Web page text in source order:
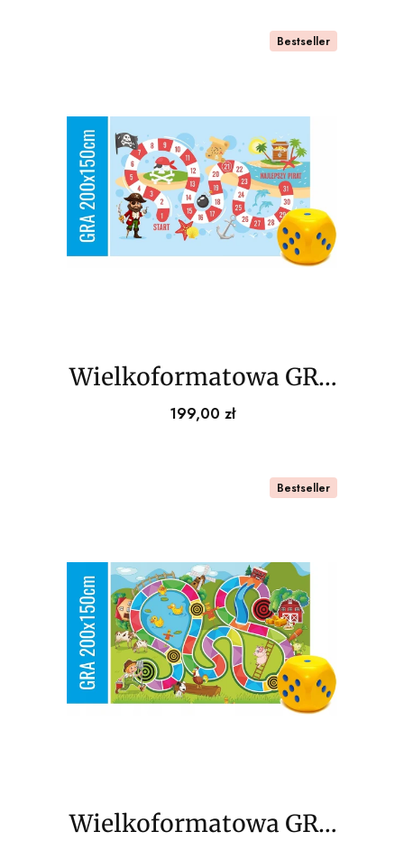
Bestseller
Wielkoformatowa GRA
PLANSZOWA Ahoj
Cena
199,00 zł
Bestseller
Wielkoformatowa GRA